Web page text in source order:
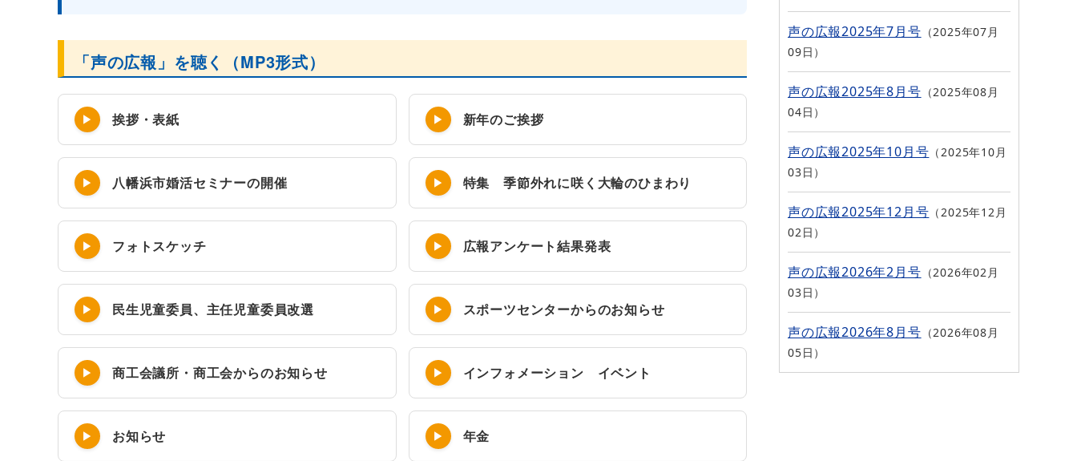
「声の広報」を聴く（MP3形式）
挨拶・表紙 新年のご挨拶
八幡浜市婚活セミナーの開催 特集 季節外れに咲く大輪のひまわり
フォトスケッチ 広報アンケート結果発表
民生児童委員、主任児童委員改選 スポーツセンターからのお知らせ
商工会議所・商工会からのお知らせ インフォメーション イベント
お知らせ 年金
声の広報2025年7月号
2025年07月
09日
声の広報2025年8月号
2025年08月
04日
声の広報2025年10月号
2025年10月
03日
声の広報2025年12月号
2025年12月
02日
声の広報2026年2月号
2026年02月
03日
声の広報2026年8月号
2026年08月
05日